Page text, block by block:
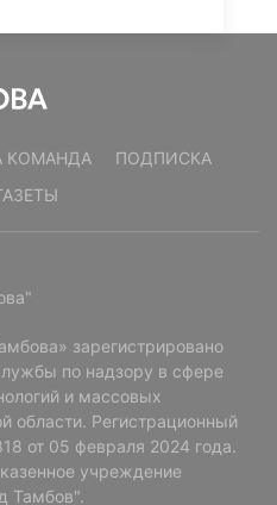
КОМАНДА
ПОДПИСКА
зарегистрировано
по надзору в сфере
и массовых
области. Регистрационный
от 05 февраля 2024 года.
учреждение
Тамбов".